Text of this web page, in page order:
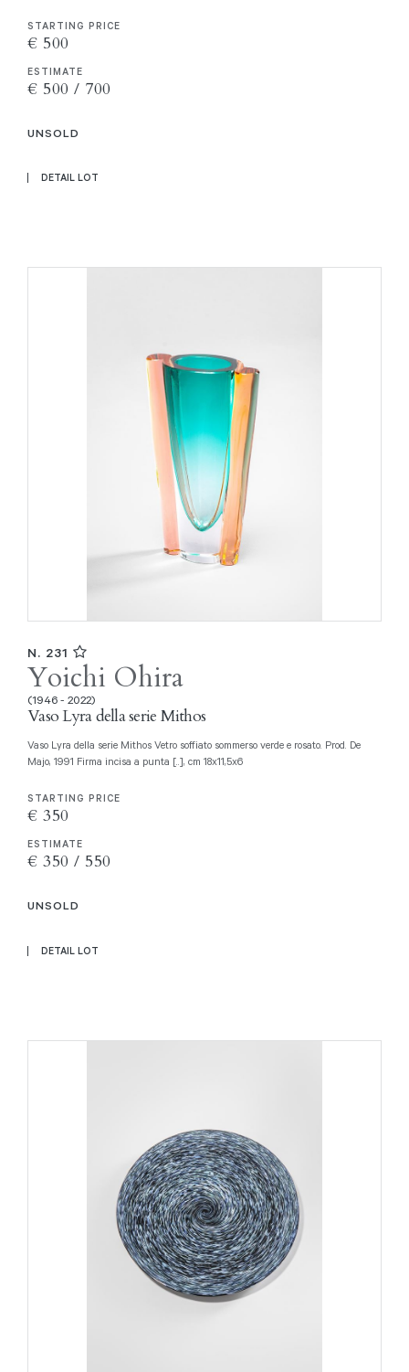
STARTING PRICE
€ 500
ESTIMATE
€ 500 / 700
UNSOLD
DETAIL LOT
N. 231
Yoichi Ohira
(1946 - 2022)
Vaso Lyra della serie Mithos
Vaso Lyra della serie Mithos Vetro soffiato sommerso verde e rosato. Prod. De
Majo, 1991 Firma incisa a punta [..], cm 18x11,5x6
STARTING PRICE
€ 350
ESTIMATE
€ 350 / 550
UNSOLD
DETAIL LOT